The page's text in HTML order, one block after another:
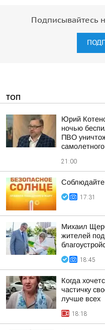
Подписывайтесь
ТОП
Юрий
ночью
ПВО
21:00
Соблюдайте
17:31
Михаил
жителей
18:45
Когда
частичку
лучше всех
18:18